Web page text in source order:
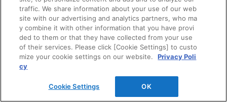
ログイン
建築・設計関係者様向けサイト
ユーザー登録サービス
WEB見積システム
traffic. We share information about your use of our web
site with our advertising and analytics partners, who ma
y combine it with other information that you have provi
ded to them or that they have collected from your use
of their services. Please click [Cookie Settings] to custo
mize your cookie settings on our website.
Privacy Poli
cy
Cookie Settings OK